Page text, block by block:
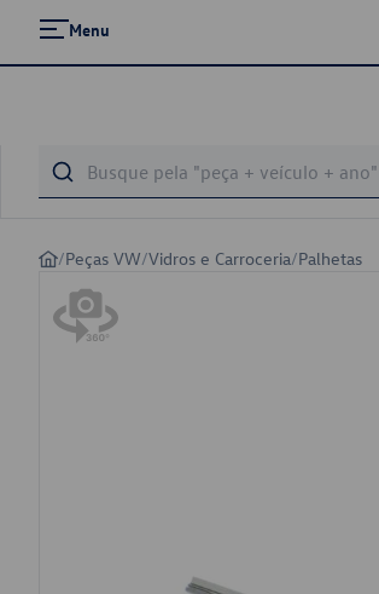
Menu
/Peças VW/Vidros e Carroceria/Palhetas